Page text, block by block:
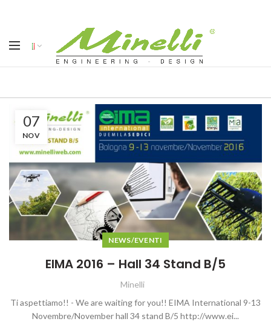
07
NOV
NEWS/EVENTI
EIMA 2016 – Hall 34 Stand B/5
Minelli
Ti aspettiamo!! - We are waiting for you!! EIMA International 9-13
Novembre/November hall 34 stand B/5 http://www.ei...